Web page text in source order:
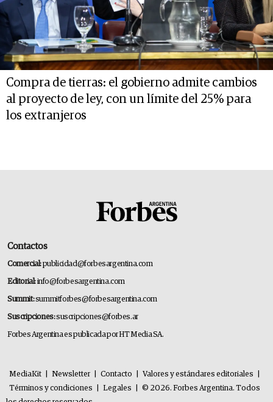
Compra de tierras: el gobierno admite cambios
al proyecto de ley, con un límite del 25% para
los extranjeros
Contactos
Comercial:publicidad@forbesargentina.com
Editorial:info@forbesargentina.com
Summit:summitforbes@forbesargentina.com
Suscripciones:suscripciones@forbes.ar
Forbes Argentina es publicada por HT Media SA.
MediaKit Newsletter Contacto Valores y estándares editoriales
Términos y condiciones
Legales
© 2026. Forbes Argentina. Todos